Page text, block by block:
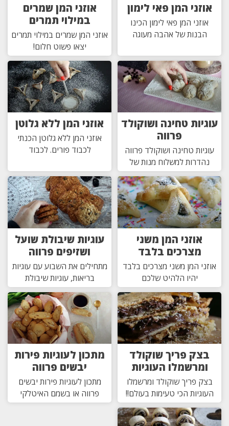
אוזני המן פאי לימון
אוזני המן פאי לימון הכינו
הבנות של אהבה מעוגה
אוזני המן שמרים
במילוי תמרים
אוזני המן שמרים במילוי תמרים
יצאו פשוט חלום!
עוגיות טחינה ושוקולד
פרווה
עוגיות טחינה ושוקולד פרווה
נהדרות למשלוח מנות של
אוזני המן ללא גלוטן
אוזני המן ללא גלוטן הכנתי
לכבוד פורים. לכבוד
אוזני המן משני
מצרכים בלבד
אוזני המן משני מצרכים בלבד
יהיו הלהיט שלכם
עוגיות שיבולת שועל
ושזיפים פרווה
מתחילים את השבוע עם עוגיות
בריאות, עוגיות שיבולת
בצק פריך שוקולד
ומרשמלו העוגיות
בצק פריך שוקולד ומרשמלו
העוגיות הכי טעימות בעולם!!
מתכון לעוגיות פירות
יבשים פרווה
מתכון לעוגיות פירות יבשים
פרווה או בשמם האיטלקי